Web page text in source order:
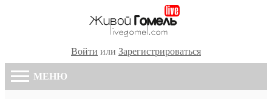
Войти или Зарегистрироваться
МЕНЮ